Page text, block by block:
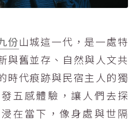
份山城這一代，是一處特
與舊並存、自然與人文共
時代痕跡與民宿主人的獨
五感體驗，讓人們去探
在當下，像身處與世隔